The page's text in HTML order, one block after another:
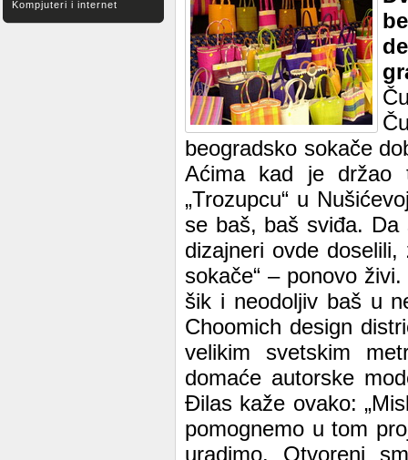
Kompjuteri i internet
beogradsko sokače
Aćima kad je držao
„Trozupcu“ u
se baš, baš sviđa.
dizajneri ovde
sokače“ – ponovo
šik i neodoljiv baš u
Choomich design
velikim svetskim
domaće autorske
Đilas kaže ovako:
pomognemo u tom
uradimo. Otvoreni